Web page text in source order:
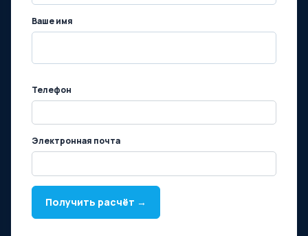
Ваше имя
Телефон
Электронная почта
Получить расчёт →